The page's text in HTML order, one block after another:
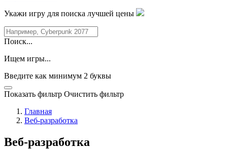
Укажи игру для поиска лучшей цены
Поиск...
Ищем игры...
Введите как минимум 2 буквы
Показать фильтр Очистить фильтр
Главная
Веб-разработка
Веб-разработка